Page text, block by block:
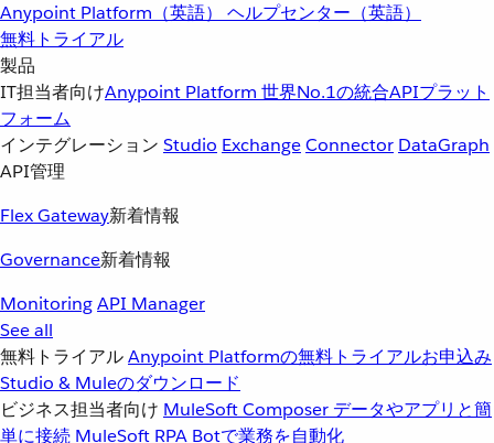
Anypoint Platform（英語） ヘルプセンター（英語）
無料トライアル
製品
IT担当者向けAnypoint Platform 世界No.1の統合APIプラット
フォーム
インテグレーション Studio ExchangeConnector DataGraph
API管理
Flex Gateway新着情報
Governance新着情報
MonitoringAPI Manager
See all
無料トライアルAnypoint Platformの無料トライアルお申込み
Studio & Muleのダウンロード
ビジネス担当者向け MuleSoft Composer データやアプリと簡
単に接続 MuleSoft RPA Botで業務を自動化